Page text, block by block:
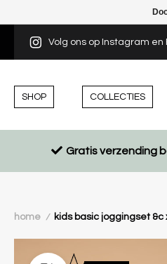
Volg ons op Instagram
SHOP COLLECTIES
Gratis verzending
home / kids basic joggingset